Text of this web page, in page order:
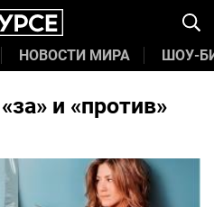
НОВОСТИ МИРА ШОУ-
и «против»